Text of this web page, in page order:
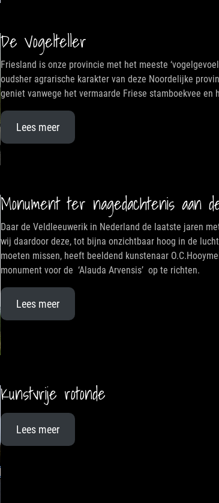
De Vogelteller
Friesland is onze provincie met het meeste
oudsher agrarische karakter van deze Noordelijke
geniet vanwege het vermaarde Friese stamboekvee en
Lees meer
Monument ter nagedachtenis aan
Daar de Veldleeuwerik in Nederland de laatste jaren
wij daardoor deze, tot bijna onzichtbaar hoog in de
moeten missen, heeft beeldend kunstenaar
monument voor de ‘Alauda Arvensis’ op te richten.
Lees meer
Kunstvrije rotonde
Lees meer